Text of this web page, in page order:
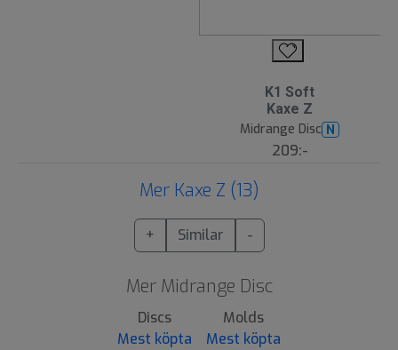
K1 Soft
Kaxe Z
Midrange Disc N
209:-
Mer Kaxe Z (13)
+ Similar -
Mer Midrange Disc
Discs
Mest köpta
Molds
Mest köpta